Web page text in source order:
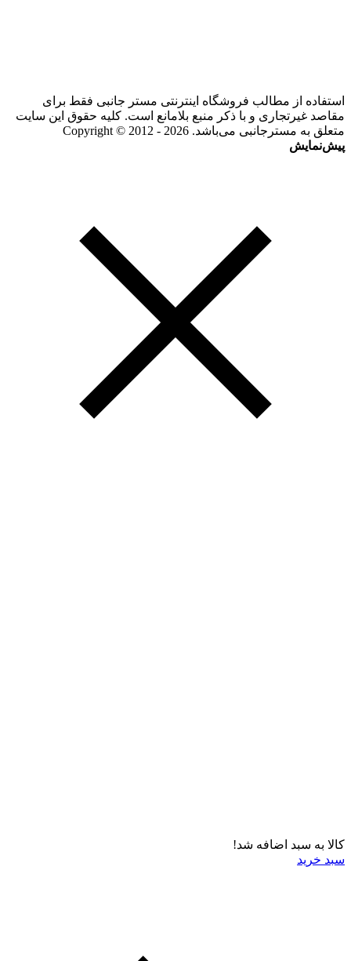
استفاده از مطالب فروشگاه اینترنتی مستر جانبی فقط برای
مقاصد غیرتجاری و با ذکر منبع بلامانع است. کلیه حقوق این سایت
متعلق به مسترجانبی می‌باشد. Copyright © 2012 - 2026
پیش‌نمایش
کالا به سبد اضافه شد!
سبد خرید